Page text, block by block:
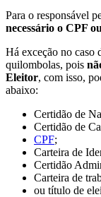
Para o responsável
necessário o CPF
Há exceção no caso
quilombolas, pois
Eleitor, com isso,
abaixo:
Certidão de
Certidão de
CPF;
Carteira de
Certidão
Carteira de
ou título de